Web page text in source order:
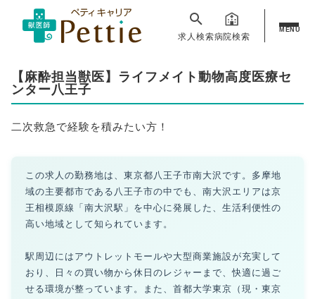
求人検索病院検索
MENU
【麻酔担当獣医】ライフメイト動物高度医療セ
ンター八王子
二次救急で経験を積みたい方！
この求人の勤務地は、東京都八王子市南大沢です。多摩地
域の主要都市である八王子市の中でも、南大沢エリアは京
王相模原線「南大沢駅」を中心に発展した、生活利便性の
高い地域として知られています。
駅周辺にはアウトレットモールや大型商業施設が充実して
おり、日々の買い物から休日のレジャーまで、快適に過ご
せる環境が整っています。また、首都大学東京（現・東京